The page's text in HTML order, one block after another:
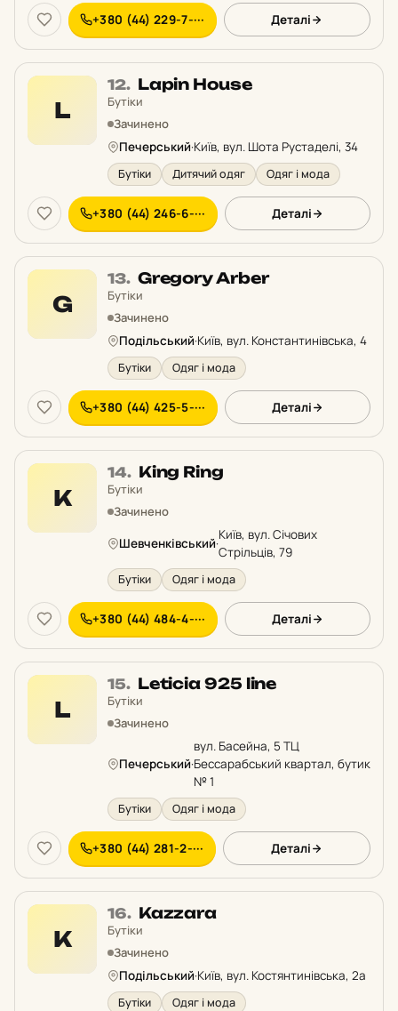
+380 (44) 229-7-··· Деталі
L
12. Місце
12
у
Lapin House
Бутіки
Зачинено
Печерський·Київ, вул. Шота Рустаделі, 34
Бутіки Дитячий одяг Одяг і мода
+380 (44) 246-6-··· Деталі
G
13. Місце
13
у
Gregory Arber
Бутіки
Зачинено
Подільський·Київ, вул. Константинівська, 4
Бутіки Одяг і мода
+380 (44) 425-5-··· Деталі
K
14. Місце
14
у
King Ring
Бутіки
Зачинено
Шевченківський·
Київ, вул. Січових
Стрільців, 79
Бутіки Одяг і мода
+380 (44) 484-4-··· Деталі
L
15. Місце
15
у
Leticia 925 line
Бутіки
Зачинено
Печерський·
вул. Басейна, 5 ТЦ
Бессарабський квартал, бутик
№ 1
Бутіки Одяг і мода
+380 (44) 281-2-··· Деталі
K
16. Місце
16
у
Kazzara
Бутіки
Зачинено
Подільський·Київ, вул. Костянтинівська, 2а
Бутіки Одяг і мода